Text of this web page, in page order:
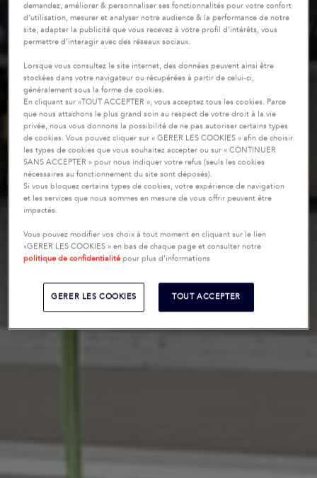
demandez, améliorer & personnaliser ses fonctionnalités pour votre confort
d’utilisation, mesurer et analyser notre audience & la performance de notre
site, adapter la publicité que vous recevez à votre profil d’intérêts, vous
permettre d’interagir avec des réseaux sociaux.
Lorsque vous consultez le site internet, des données peuvent ainsi être
stockées dans votre navigateur ou récupérées à partir de celui-ci,
généralement sous la forme de cookies.
En cliquant sur «TOUT ACCEPTER », vous acceptez tous les cookies. Parce
que nous attachons le plus grand soin au respect de votre droit à la vie
privée, nous vous donnons la possibilité de ne pas autoriser certains types
de cookies. Vous pouvez cliquer sur « GERER LES COOKIES » afin de choisir
les types de cookies que vous souhaitez accepter ou sur « CONTINUER
SANS ACCEPTER » pour nous indiquer votre refus (seuls les cookies
nécessaires au fonctionnement du site sont déposés).
Si vous bloquez certains types de cookies, votre expérience de navigation
et les services que nous sommes en mesure de vous offrir peuvent être
impactés.
Vous pouvez modifier vos choix à tout moment en cliquant sur le lien
«GERER LES COOKIES » en bas de chaque page et consulter notre
politique de confidentialité pour plus d’informations
GERER LES COOKIES TOUT ACCEPTER